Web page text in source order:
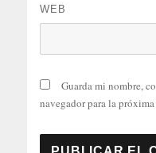
WEB
Guarda mi nombre,
navegador para la